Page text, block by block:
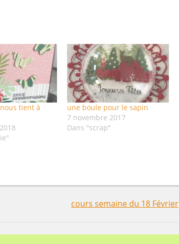
tient à
une boule pour le sapin
7 novembre 2017
Dans "scrap"
cours semaine du 18 Février